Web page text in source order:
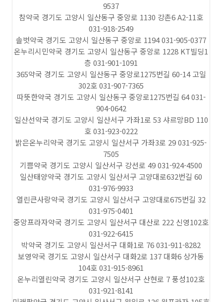
9537
참약국 경기도 고양시 일산동구 중앙로 1130 강촌6 A2-11호
031-918-2549
솔벗약국 경기도 고양시 일산동구 중앙로 1194 031-905-0377
온누리시민약국 경기도 고양시 일산동구 중앙로 1228 KT빌딩1
층 031-901-1091
365약국 경기도 고양시 일산동구 중앙로1275번길 60-14 고일
302호 031-907-7365
따뜻한약국 경기도 고양시 일산동구 중앙로1275번길 64 031-
904-0642
일산선약국 경기도 고양시 일산서구 가좌1로 53 샤르망BD 110
호 031-923-0222
밝은온누리약국 경기도 고양시 일산서구 가좌3로 29 031-925-
7505
기쁨약국 경기도 고양시 일산서구 강선로 49 031-924-4500
일산태양약국 경기도 고양시 일산서구 고양대로632번길 60
031-976-9933
열린큰사랑약국 경기도 고양시 일산서구 고양대로675번길 32
031-975-0401
중앙프라자약국 경기도 고양시 일산서구 대산로 222 신영102호
031-922-6415
박약국 경기도 고양시 일산서구 대화1로 76 031-911-8282
보영약국 경기도 고양시 일산서구 대화2로 137 대화6 상가동
104호 031-915-8961
온누리열린약국 경기도 고양시 일산서구 산현로 7 풍성102호
031-921-8141